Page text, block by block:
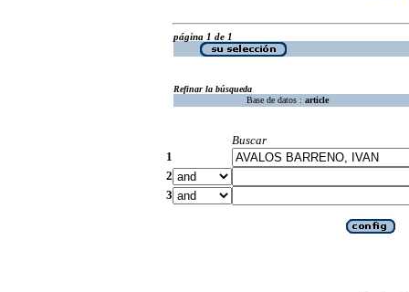
página 1 de 1
Refinar la búsqueda
Base de datos : article
Buscar
1
2
3